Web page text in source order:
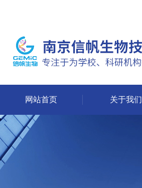
网站首页 关于我们